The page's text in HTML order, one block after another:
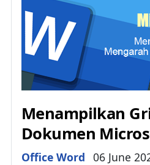
Menampilkan
Dokumen
Details
Office Word 06 June